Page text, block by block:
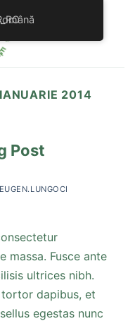
IANUARIE 2014
Post
EUGEN.LUNGOCI
massa. Fusce ante
ultrices nibh.
dapibus, et
egestas nunc